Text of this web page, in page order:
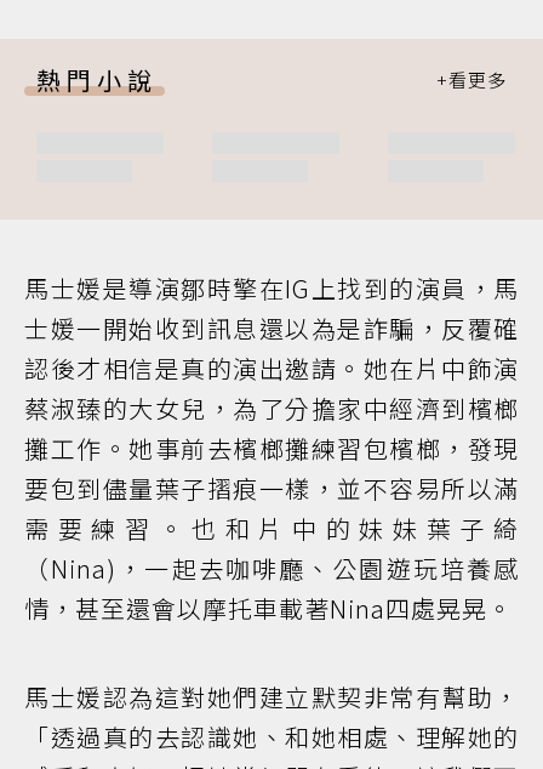
熱門小說
馬士媛是導演鄒時擎在IG上找到的演員，馬
士媛一開始收到訊息還以為是詐騙，反覆確
認後才相信是真的演出邀請。她在片中飾演
蔡淑臻的大女兒，為了分擔家中經濟到檳榔
攤工作。她事前去檳榔攤練習包檳榔，發現
要包到儘量葉子摺痕一樣，並不容易所以滿
需要練習。也和片中的妹妹葉子綺
（Nina)，一起去咖啡廳、公園遊玩培養感
情，甚至還會以摩托車載著Nina四處晃晃。
馬士媛認為這對她們建立默契非常有幫助，
「透過真的去認識她、和她相處、理解她的